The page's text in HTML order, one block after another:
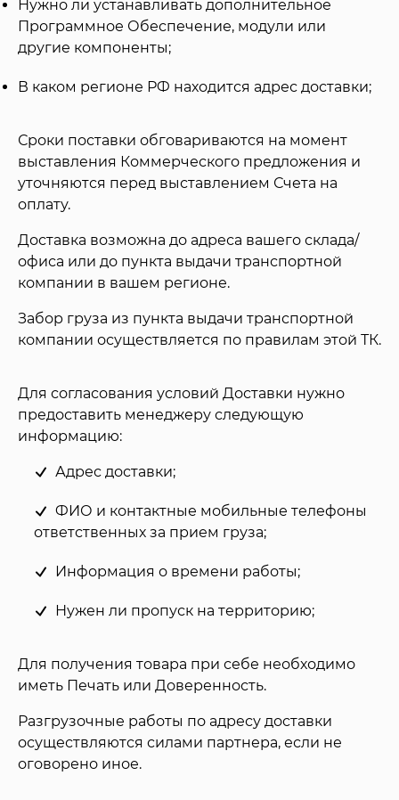
Нужно ли устанавливать дополнительное
Программное Обеспечение, модули или
другие компоненты;
В каком регионе РФ находится адрес доставки;
Сроки поставки обговариваются на момент
выставления Коммерческого предложения и
уточняются перед выставлением Счета на
оплату.
Доставка возможна до адреса вашего склада/
офиса или до пункта выдачи транспортной
компании в вашем регионе.
Забор груза из пункта выдачи транспортной
компании осуществляется по правилам этой ТК.
Для согласования условий Доставки нужно
предоставить менеджеру следующую
информацию:
Адрес доставки;
ФИО и контактные мобильные телефоны
ответственных за прием груза;
Информация о времени работы;
Нужен ли пропуск на территорию;
Для получения товара при себе необходимо
иметь Печать или Доверенность.
Разгрузочные работы по адресу доставки
осуществляются силами партнера, если не
оговорено иное.